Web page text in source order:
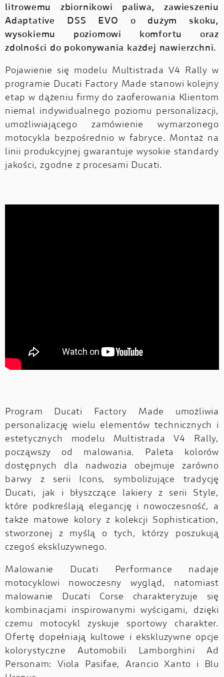
litrowemu zbiornikowi paliwa, zawieszeniu
Adaptative DSS EVO o dużym skoku,
wysokiemu poziomowi komfortu oraz
zdolności do pokonywania każdej nawierzchni.
Pojawienie się modelu Multistrada V4 Rally w
programie Ducati Factory Made stanowi kolejny
etap w dążeniu firmy do zaoferowania Klientom
niemal indywidualnego poziomu personalizacji,
umożliwiającego zamówienie wymarzonego
motocykla bezpośrednio w fabryce. Montaż na
linii produkcyjnej gwarantuje wysokie standardy
jakości, zgodne z procesami Ducati.
Program Ducati Factory Made umożliwia
personalizację wielu elementów technicznych i
estetycznych modelu Multistrada V4 Rally,
począwszy od malowania. Paleta kolorów
dostępnych dla nadwozia obejmuje zarówno
barwy z serii Icons, symbolizujące tradycję
Ducati, jak i błyszczące lakiery z serii Style,
które podkreślają elegancję i nowoczesność, a
także matowe kolory z kolekcji Sophistication,
stworzonej z myślą o tych, którzy poszukują
czegoś ekskluzywnego.
Malowanie Ducati Performance nadaje
motocyklowi nowoczesny wygląd, natomiast
malowanie Ducati Corse charakteryzuje się
kombinacjami inspirowanymi wyścigami, dzięki
czemu motocykl zyskuje sportowy charakter.
Ofertę dopełniają kultowe i ekskluzywne opcje
kolorystyczne Automobili Lamborghini Ad
Personam: Viola Pasifae, Arancio Xanto i Blu